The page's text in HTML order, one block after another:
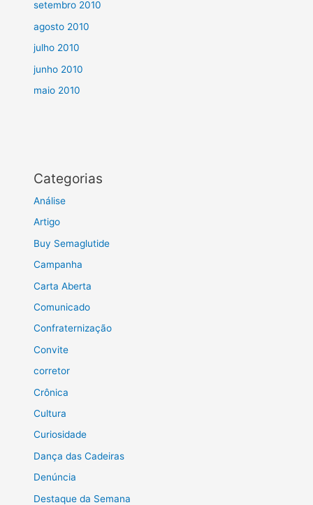
setembro 2010
agosto 2010
julho 2010
junho 2010
maio 2010
Categorias
Análise
Artigo
Buy Semaglutide
Campanha
Carta Aberta
Comunicado
Confraternização
Convite
corretor
Crônica
Cultura
Curiosidade
Dança das Cadeiras
Denúncia
Destaque da Semana